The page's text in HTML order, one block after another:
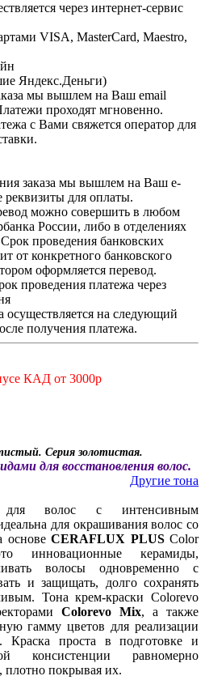
через интернет-сервис
VISA, MasterСard, Maestro,
Яндекс.Деньги)
мы вышлем на Ваш email
проходят мгновенно.
с Вами свяжется оператор для
заказа мы вышлем на Ваш e-
реквизиты для оплаты.
можно совершить в любом
России, либо в отделениях
проведения банковских
от конкретного банковского
оформляется перевод.
проведения платежа через
осуществляется на следующий
получения платежа.
КАД от 3000р
Серия золотистая.
для восстановления волос.
Другие тона
для волос с интенсивным
для окрашивания волос со
основеCERAFLUX PLUSColor
инновационные керамиды,
волосы одновременно с
и защищать, долго сохранять
Тона крем-краски Colorevo
Colorevo Mix, а также
гамму цветов для реализации
Краска проста в подготовке и
консистенции равномерно
плотно покрывая их.